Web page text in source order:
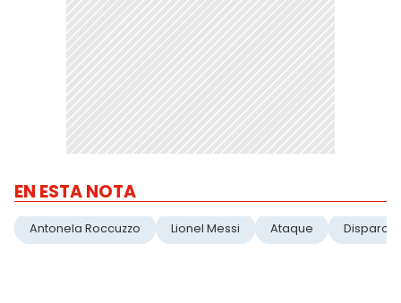
EN ESTA NOTA
Antonela Roccuzzo Lionel Messi Ataque Disparos